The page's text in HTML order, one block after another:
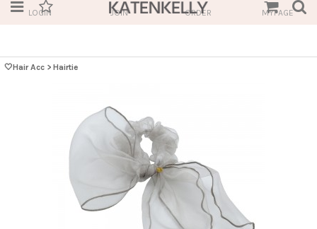
LOGIN JOIN ORDER MYPAGE
🤍Hair Acc > Hairtie